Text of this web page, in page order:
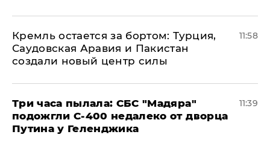
​Кремль остается за бортом: Турция,
Саудовская Аравия и Пакистан
создали новый центр силы
11:58
Три часа пылала: СБС "Мадяра"
подожгли С-400 недалеко от дворца
Путина у Геленджика
11:39